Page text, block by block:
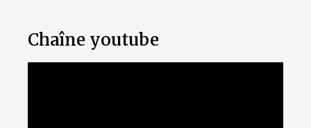
Chaîne youtube